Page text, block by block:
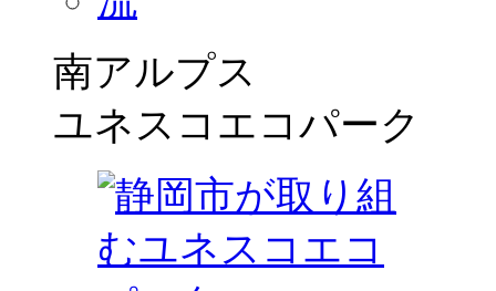
南アルプス
ユネスコエコパーク